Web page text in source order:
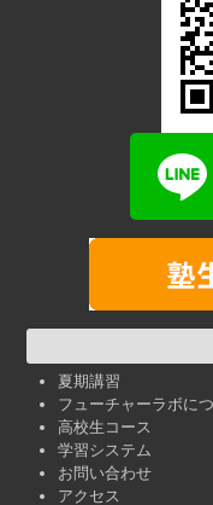
夏期講習
フューチャーラボに
高校生コース
学習システム
お問い合わせ
アクセス